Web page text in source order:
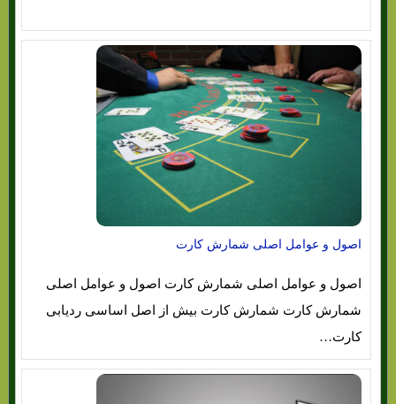
اصول و عوامل اصلی شمارش کارت
اصول و عوامل اصلی شمارش کارت اصول و عوامل اصلی
شمارش کارت شمارش کارت بیش از اصل اساسی ردیابی
کارت…